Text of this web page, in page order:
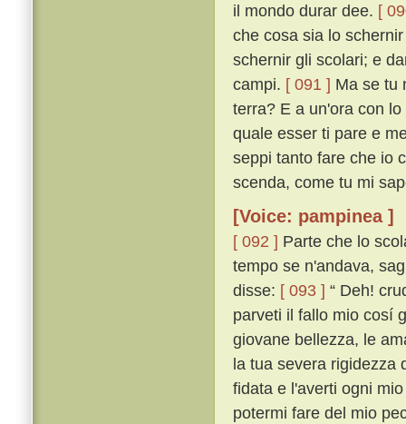
il mondo durar dee. [
che cosa sia lo
schernir gli scolari; e
campi. [ 091 ] Ma se tu
terra? E a un'ora con
quale esser ti pare e
seppi tanto fare che io
scenda, come tu mi
[Voice: pampinea ]
[ 092 ] Parte che lo
tempo se n'andava,
disse: [ 093 ] “ Deh!
parveti il fallo mio cosí
giovane bellezza, le
la tua severa rigidezza
fidata e l'averti ogni
potermi fare del mio